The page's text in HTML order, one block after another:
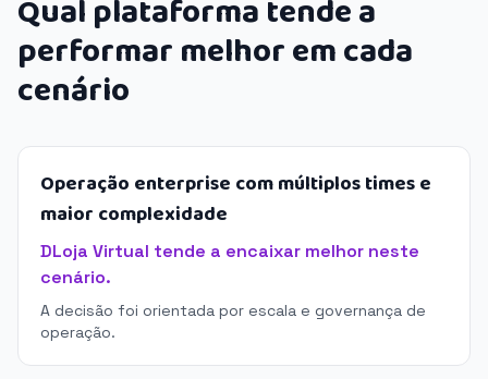
Qual plataforma tende a
performar melhor em cada
cenário
Operação enterprise com múltiplos times e
maior complexidade
DLoja Virtual tende a encaixar melhor neste
cenário.
A decisão foi orientada por escala e governança de
operação.